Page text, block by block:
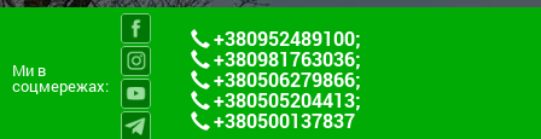
Ми в
соцмережах:
+380952489100;
+380981763036;
+380506279866;
+380505204413;
+380500137837